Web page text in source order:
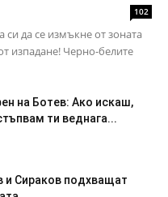
102
да се измъкне от зоната
изпадане! Черно-белите
на Ботев: Ако искаш,
ти веднага...
и Сираков подхващат